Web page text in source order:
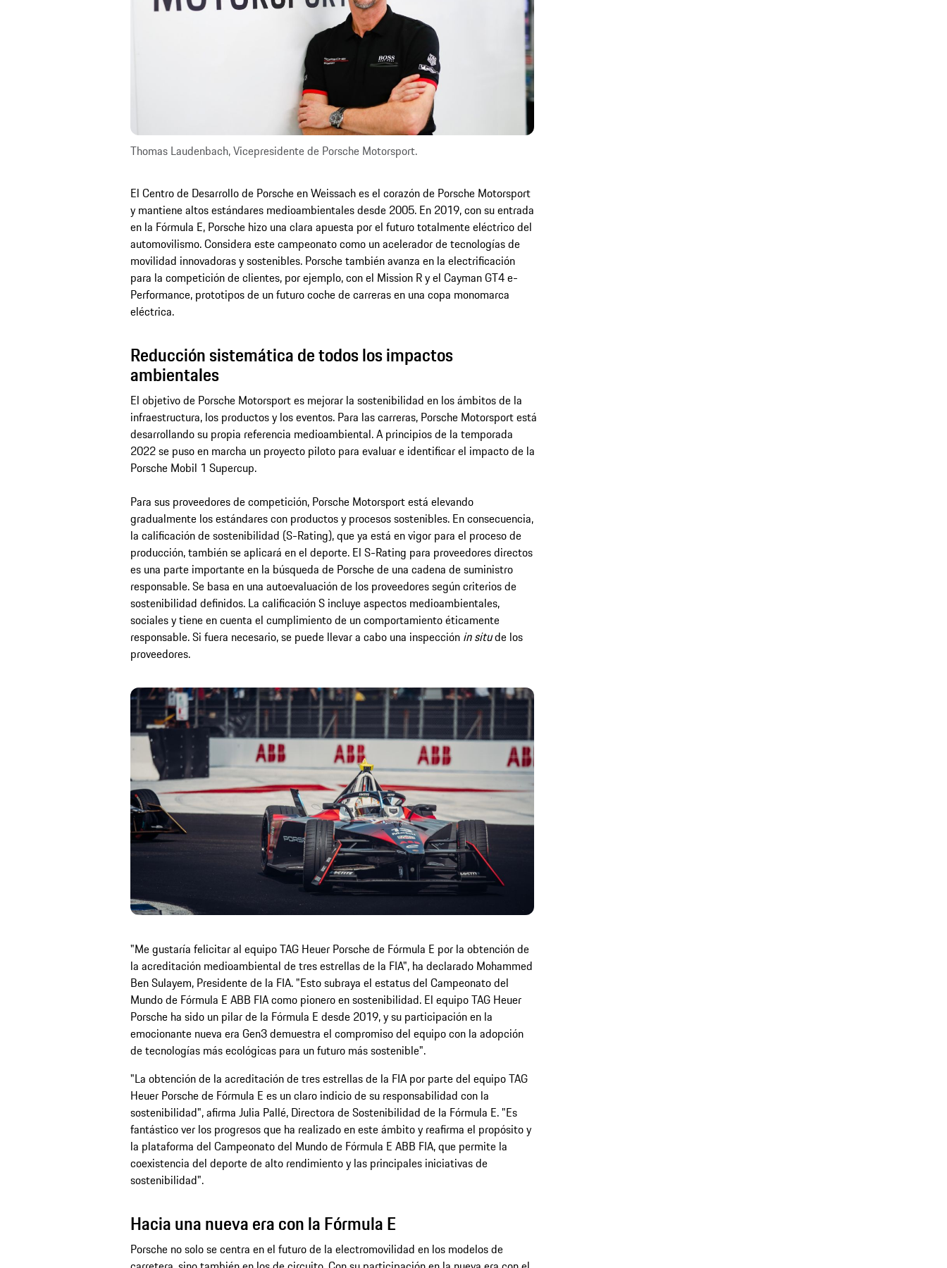
Thomas Laudenbach, Vicepresidente de Porsche Motorsport.
El Centro de Desarrollo de Porsche en Weissach es el corazón de Porsche Motorsport
y mantiene altos estándares medioambientales desde 2005. En 2019, con su entrada
en la Fórmula E, Porsche hizo una clara apuesta por el futuro totalmente eléctrico del
automovilismo. Considera este campeonato como un acelerador de tecnologías de
movilidad innovadoras y sostenibles. Porsche también avanza en la electrificación
para la competición de clientes, por ejemplo, con el Mission R y el Cayman GT4 e-
Performance, prototipos de un futuro coche de carreras en una copa monomarca
eléctrica.
Reducción sistemática de todos los impactos
ambientales
El objetivo de Porsche Motorsport es mejorar la sostenibilidad en los ámbitos de la
infraestructura, los productos y los eventos. Para las carreras, Porsche Motorsport está
desarrollando su propia referencia medioambiental. A principios de la temporada
2022 se puso en marcha un proyecto piloto para evaluar e identificar el impacto de la
Porsche Mobil 1 Supercup.
Para sus proveedores de competición, Porsche Motorsport está elevando
gradualmente los estándares con productos y procesos sostenibles. En consecuencia,
la calificación de sostenibilidad (S-Rating), que ya está en vigor para el proceso de
producción, también se aplicará en el deporte. El S-Rating para proveedores directos
es una parte importante en la búsqueda de Porsche de una cadena de suministro
responsable. Se basa en una autoevaluación de los proveedores según criterios de
sostenibilidad definidos. La calificación S incluye aspectos medioambientales,
sociales y tiene en cuenta el cumplimiento de un comportamiento éticamente
responsable. Si fuera necesario, se puede llevar a cabo una inspección in situde los
proveedores.
"Me gustaría felicitar al equipo TAG Heuer Porsche de Fórmula E por la obtención de
la acreditación medioambiental de tres estrellas de la FIA", ha declarado Mohammed
Ben Sulayem, Presidente de la FIA. "Esto subraya el estatus del Campeonato del
Mundo de Fórmula E ABB FIA como pionero en sostenibilidad. El equipo TAG Heuer
Porsche ha sido un pilar de la Fórmula E desde 2019, y su participación en la
emocionante nueva era Gen3 demuestra el compromiso del equipo con la adopción
de tecnologías más ecológicas para un futuro más sostenible".
"La obtención de la acreditación de tres estrellas de la FIA por parte del equipo TAG
Heuer Porsche de Fórmula E es un claro indicio de su responsabilidad con la
sostenibilidad", afirma Julia Pallé, Directora de Sostenibilidad de la Fórmula E. "Es
fantástico ver los progresos que ha realizado en este ámbito y reafirma el propósito y
la plataforma del Campeonato del Mundo de Fórmula E ABB FIA, que permite la
coexistencia del deporte de alto rendimiento y las principales iniciativas de
sostenibilidad".
Hacia una nueva era con la Fórmula E
Porsche no solo se centra en el futuro de la electromovilidad en los modelos de